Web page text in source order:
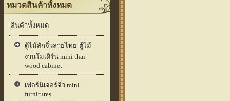
หมวดสินค้าทั้งหมด
สินค้าทั้งหมด
ตู้ไม้สักจิ๋วลายไทย-ตู้ไม้
งานโมเดิร์น mini thai
wood cabinet
เฟอร์นิเจอร์จิ๋ว mini
furnitures